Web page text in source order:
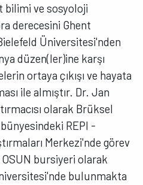
bilimi ve sosyoloji
derecesini Ghent
Üniversitesi'nden
düzen(ler)ine karşı
ortaya çıkışı ve hayata
ile almıştır. Dr. Jan
olarak Brüksel
REPI -
Merkezi'nde görev
bursiyeri olarak
bulunmakta